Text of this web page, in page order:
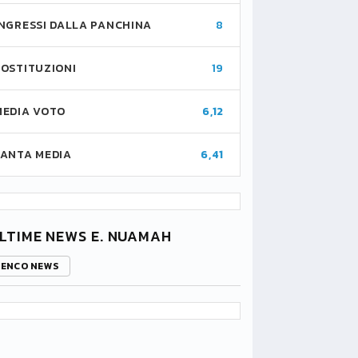
DALLA PANCHINA 8
19
VOTO 6,12
MEDIA 6,41
NEWS E. NUAMAH
NEWS